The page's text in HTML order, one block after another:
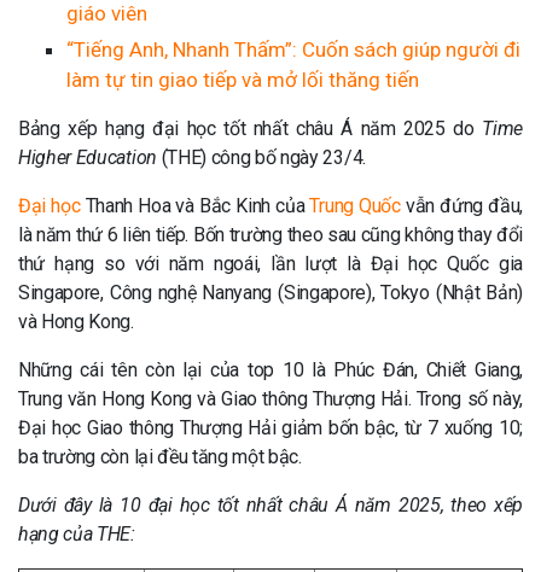
giáo viên
“Tiếng Anh, Nhanh Thấm”: Cuốn sách giúp người đi
làm tự tin giao tiếp và mở lối thăng tiến
Bảng xếp hạng đại học tốt nhất châu Á năm 2025 do Time
Higher Education (THE) công bố ngày 23/4.
Đại họcThanh Hoa và Bắc Kinh củaTrung Quốcvẫn đứng đầu,
là năm thứ 6 liên tiếp. Bốn trường theo sau cũng không thay đổi
thứ hạng so với năm ngoái, lần lượt là Đại học Quốc gia
Singapore, Công nghệ Nanyang (Singapore), Tokyo (Nhật Bản)
và Hong Kong.
Những cái tên còn lại của top 10 là Phúc Đán, Chiết Giang,
Trung văn Hong Kong và Giao thông Thượng Hải. Trong số này,
Đại học Giao thông Thượng Hải giảm bốn bậc, từ 7 xuống 10;
ba trường còn lại đều tăng một bậc.
Dưới đây là 10 đại học tốt nhất châu Á năm 2025, theo xếp
hạng của THE: